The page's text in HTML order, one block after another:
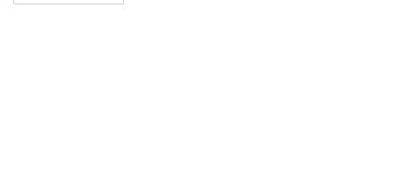
容简介。同时，洁世一与米歇尔·